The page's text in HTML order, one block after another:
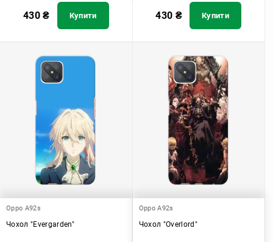
430₴ Купити 430 ₴ Купити
Oppo A92s
Чохол "Evergarden"
Oppo A92s
Чохол "Overlord"